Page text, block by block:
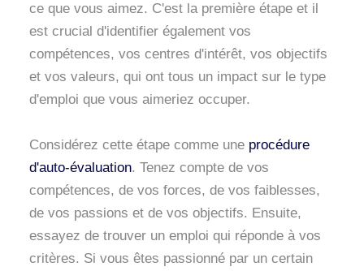
ce que vous aimez. C'est la première étape et il
est crucial d'identifier également vos
compétences, vos centres d'intérêt, vos objectifs
et vos valeurs, qui ont tous un impact sur le type
d'emploi que vous aimeriez occuper.
Considérez cette étape comme une procédure
d'auto-évaluation. Tenez compte de vos
compétences, de vos forces, de vos faiblesses,
de vos passions et de vos objectifs. Ensuite,
essayez de trouver un emploi qui réponde à vos
critères. Si vous êtes passionné par un certain